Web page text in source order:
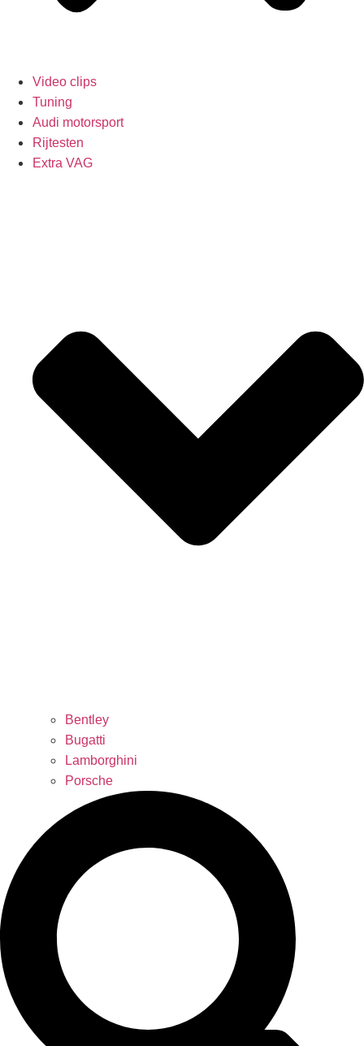
Video clips
Tuning
Audi motorsport
Rijtesten
Extra VAG
Bentley
Bugatti
Lamborghini
Porsche